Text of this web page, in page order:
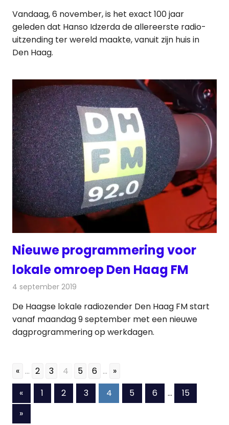
Vandaag, 6 november, is het exact 100 jaar
geleden dat Hanso Idzerda de allereerste radio-
uitzending ter wereld maakte, vanuit zijn huis in
Den Haag.
Nieuwe programmering voor
lokale omroep Den Haag FM
4 september 2019
De Haagse lokale radiozender Den Haag FM start
vanaf maandag 9 september met een nieuwe
dagprogrammering op werkdagen.
« ... 2 3 4 5 6 ... »
Berichten
paginering
«Vorige
berichten
1 2 3 4 5 6 …
15
Volgende
»